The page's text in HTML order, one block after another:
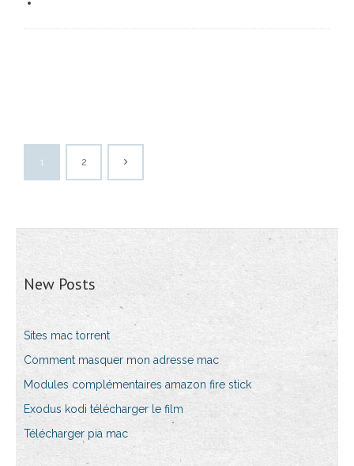
1 2
New Posts
Sites mac torrent
Comment masquer mon adresse mac
Modules complémentaires amazon fire stick
Exodus kodi télécharger le film
Télécharger pia mac